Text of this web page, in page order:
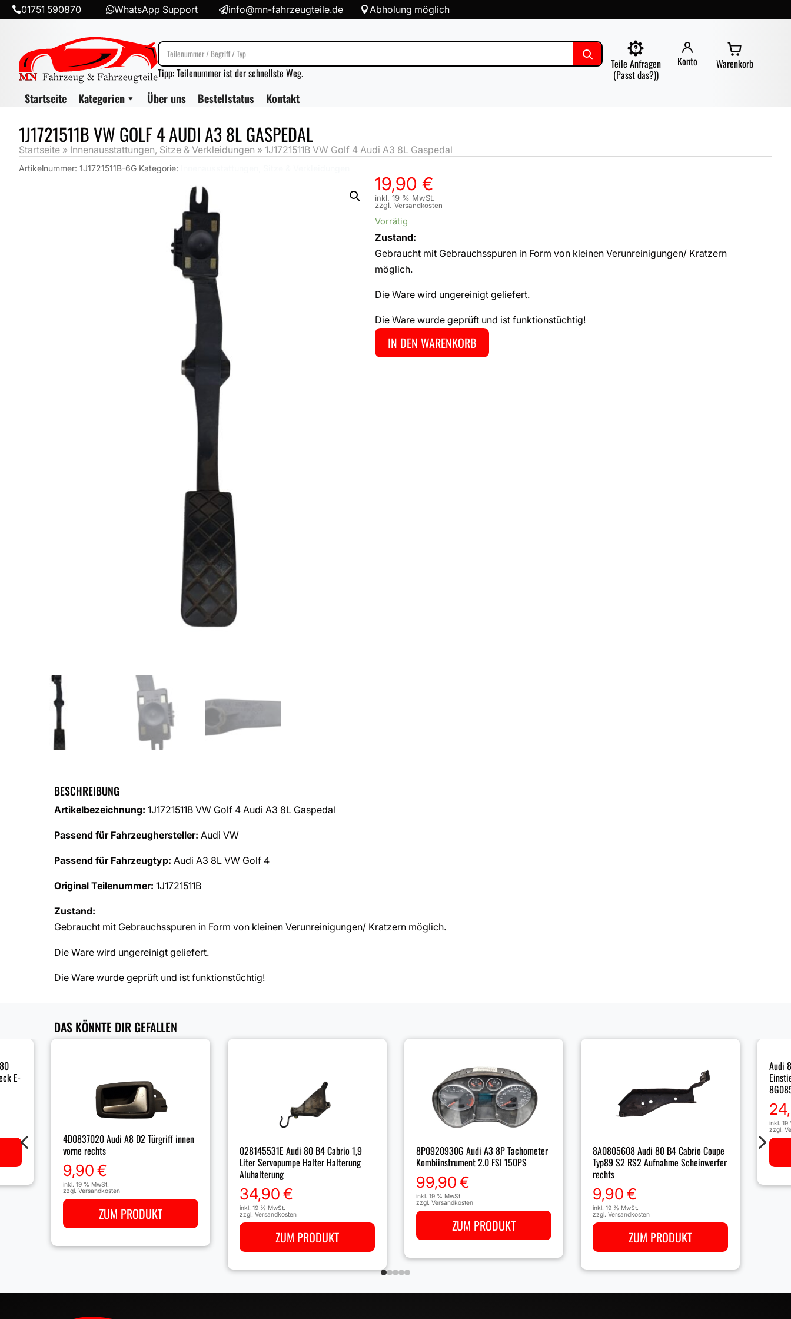
01751 590870 WhatsApp Support info@mn-fahrzeugteile.de Abholung möglich
Teile Anfragen
(Passt das?))
Konto Warenkorb
Tipp: Teilenummer ist der schnellste Weg.
Startseite Kategorien Über uns Bestellstatus Kontakt
1J1721511B VW GOLF 4 AUDI A3 8L GASPEDAL
Startseite » Innenausstattungen, Sitze & Verkleidungen » 1J1721511B VW Golf 4 Audi A3 8L Gaspedal
Artikelnummer: 1J1721511B-6G Kategorie:
19,90 €
inkl. 19 % MwSt.
zzgl. Versandkosten
Vorrätig
Zustand:
Gebraucht mit Gebrauchsspuren in Form von kleinen Verunreinigungen/ Kratzern
möglich.
Die Ware wird ungereinigt geliefert.
Die Ware wurde geprüft und ist funktionstüchtig!
IN DEN WARENKORB
BESCHREIBUNG
Artikelbezeichnung: 1J1721511B VW Golf 4 Audi A3 8L Gaspedal
Passend für Fahrzeughersteller: Audi VW
Passend für Fahrzeugtyp: Audi A3 8L VW Golf 4
Original Teilenummer: 1J1721511B
Zustand:
Gebraucht mit Gebrauchsspuren in Form von kleinen Verunreinigungen/ Kratzern möglich.
Die Ware wird ungereinigt geliefert.
Die Ware wurde geprüft und ist funktionstüchtig!
DAS KÖNNTE DIR GEFALLEN
E-
4D0837020 Audi A8 D2 Türgriff innen
vorne rechts
9,90€
inkl. 19 % MwSt.
zzgl. Versandkosten
ZUM PRODUKT
028145531E Audi 80 B4 Cabrio 1,9
Liter Servopumpe Halter Halterung
Aluhalterung
34,90€
inkl. 19 % MwSt.
zzgl. Versandkosten
ZUM PRODUKT
8P0920930G Audi A3 8P Tachometer
Kombiinstrument 2.0 FSI 150PS
99,90€
inkl. 19 % MwSt.
zzgl. Versandkosten
ZUM PRODUKT
8A0805608 Audi 80 B4 Cabrio Coupe
Typ89 S2 RS2 Aufnahme Scheinwerfer
rechts
9,90€
inkl. 19 % MwSt.
zzgl. Versandkosten
ZUM PRODUKT
Audi
inkl. 19
zzgl.
4 5